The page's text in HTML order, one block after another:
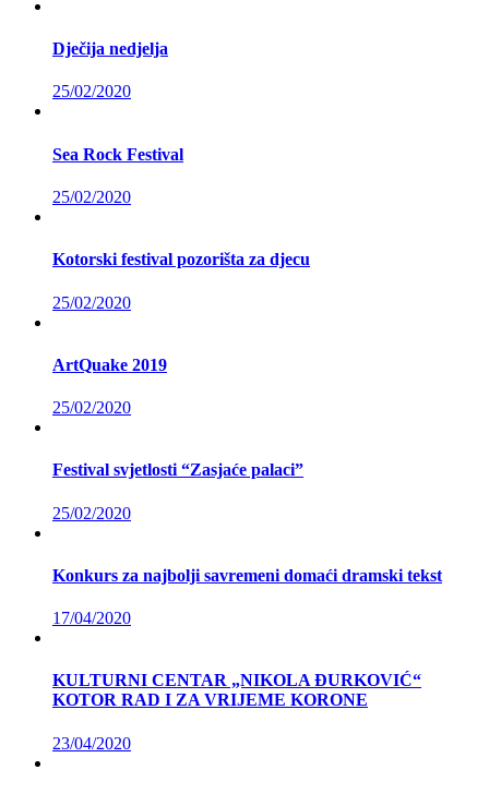
Dječija nedjelja
25/02/2020
Sea Rock Festival
25/02/2020
Kotorski festival pozorišta za djecu
25/02/2020
ArtQuake 2019
25/02/2020
Festival svjetlosti “Zasjaće palaci”
25/02/2020
Konkurs za najbolji savremeni domaći dramski tekst
17/04/2020
KULTURNI CENTAR „NIKOLA ĐURKOVIĆ“
KOTOR RAD I ZA VRIJEME KORONE
23/04/2020